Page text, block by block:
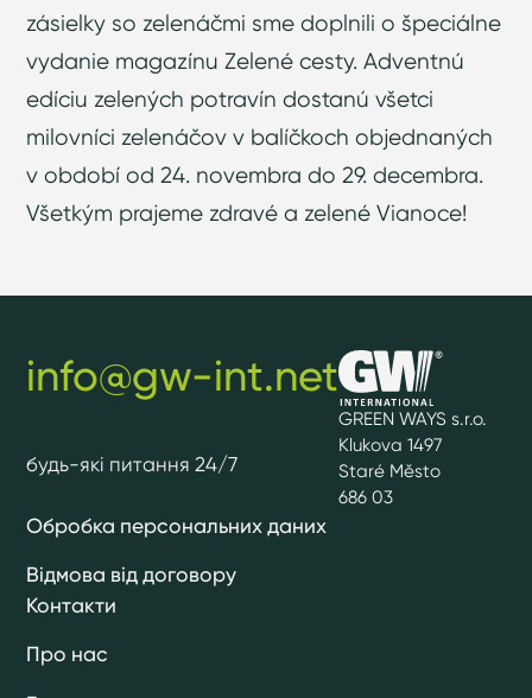
zásielky so zelenáčmi sme doplnili o špeciálne
vydanie magazínu Zelené cesty. Adventnú
edíciu zelených potravín dostanú všetci
milovníci zelenáčov v balíčkoch objednaných
v období od 24. novembra do 29. decembra.
Všetkým prajeme zdravé a zelené Vianoce!
GREEN WAYS s.r.o.
Klukova 1497
Staré Město
686 03
Обробка персональних даних
Відмова від договору
Контакти
Про нас
info@gw-int.net
будь-які питання 24/7